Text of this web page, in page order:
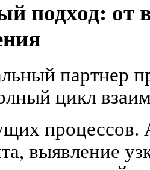
подход: от
партнер
цикл
процессов.
выявление